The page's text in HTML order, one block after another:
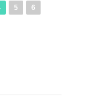
5 6